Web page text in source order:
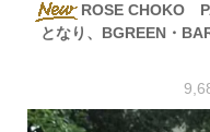
ROSE CHOKO
となり、BGREEN・